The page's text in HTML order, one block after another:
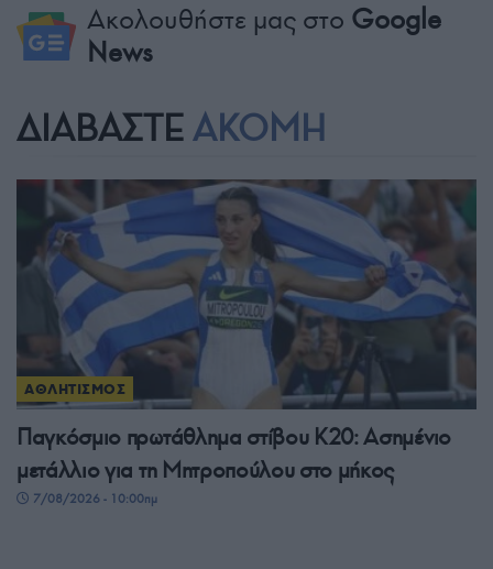
Ακολουθήστε μας στο Google
News
ΔΙΑΒΑΣΤΕ ΑΚΟΜΗ
ΑΘΛΗΤΙΣΜΟΣ
Παγκόσμιο πρωτάθλημα στίβου Κ20: Ασημένιο
μετάλλιο για τη Μητροπούλου στο μήκος
7/08/2026 - 10:00πμ